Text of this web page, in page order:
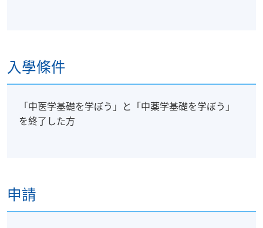
入學條件
「中医学基礎を学ぼう」と「中薬学基礎を学ぼう」
を終了した方
申請